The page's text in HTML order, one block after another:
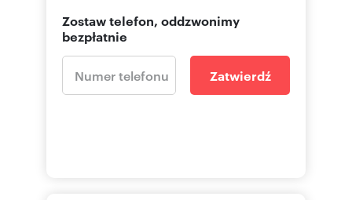
Zostaw telefon, oddzwonimy
bezpłatnie
Zatwierdź